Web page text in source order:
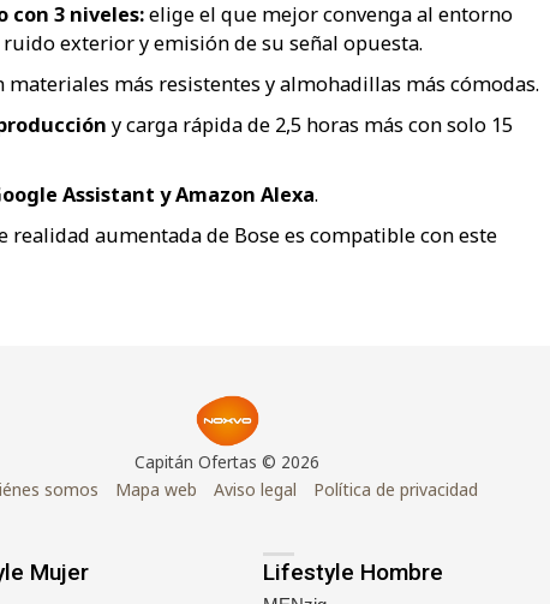
con 3 niveles:elige el que mejor convenga al entorno
exterior y emisión de su señal opuesta.
materiales más resistentes y almohadillas más cómodas.
y carga rápida de 2,5 horas más con solo 15
Assistant y Amazon Alexa.
realidad aumentada de Bose es compatible con este
Capitán Ofertas © 2026
somos
Mapa web Aviso legal Política de privacidad
Mujer Lifestyle Hombre